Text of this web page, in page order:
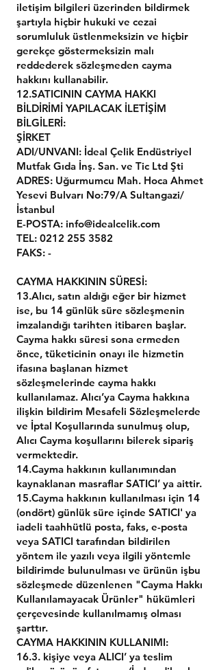
iletişim bilgileri üzerinden bildirmek
şartıyla hiçbir hukuki ve cezai
sorumluluk üstlenmeksizin ve hiçbir
gerekçe göstermeksizin malı
reddederek sözleşmeden cayma
hakkını kullanabilir.
12.SATICININ CAYMA HAKKI
BİLDİRİMİ YAPILACAK İLETİŞİM
BİLGİLERİ:
ŞİRKET
ADI/UNVANI: İdeal Çelik Endüstriyel
Mutfak Gıda İnş. San. ve Tic Ltd Şti
ADRES: Uğurmumcu Mah. Hoca Ahmet
Yesevi Bulvarı No:79/A Sultangazi/
İstanbul
E-POSTA: info@idealcelik.com
TEL: 0212 255 3582
FAKS: -
CAYMA HAKKININ SÜRESİ:
13.Alıcı, satın aldığı eğer bir hizmet
ise, bu 14 günlük süre sözleşmenin
imzalandığı tarihten itibaren başlar.
Cayma hakkı süresi sona ermeden
önce, tüketicinin onayı ile hizmetin
ifasına başlanan hizmet
sözleşmelerinde cayma hakkı
kullanılamaz. Alıcı’ya Cayma hakkına
ilişkin bildirim Mesafeli Sözleşmelerde
ve İptal Koşullarında sunulmuş olup,
Alıcı Cayma koşullarını bilerek sipariş
vermektedir.
14.Cayma hakkının kullanımından
kaynaklanan masraflar SATICI’ ya aittir.
15.Cayma hakkının kullanılması için 14
(ondört) günlük süre içinde SATICI' ya
iadeli taahhütlü posta, faks, e-posta
veya SATICI tarafından bildirilen
yöntem ile yazılı veya ilgili yöntemle
bildirimde bulunulması ve ürünün işbu
sözleşmede düzenlenen "Cayma Hakkı
Kullanılamayacak Ürünler" hükümleri
çerçevesinde kullanılmamış olması
şarttır.
CAYMA HAKKININ KULLANIMI:
16.3. kişiye veya ALICI’ ya teslim